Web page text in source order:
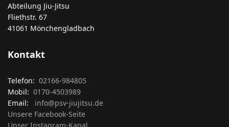
Abteilung Jiu-Jitsu
Fliethstr. 67
41061 Mönchengladbach
Kontakt
Telefon: 02166-984805
Mobil: 0170-4503989
Email: info@psv-jiujitsu.de
Unsere Facebook-Seite